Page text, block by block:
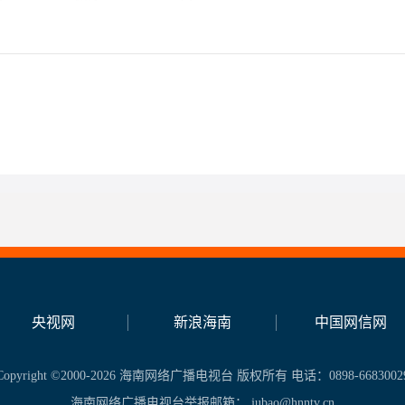
央视网 新浪海南 中国网信网
©2000-2026 海南网络广播电视台 版权所有 电话：0898-